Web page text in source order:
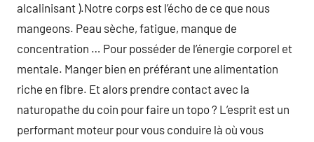
alcalinisant ).Notre corps est l’écho de ce que nous
mangeons. Peau sèche, fatigue, manque de
concentration … Pour posséder de l’énergie corporel et
mentale. Manger bien en préférant une alimentation
riche en fibre. Et alors prendre contact avec la
naturopathe du coin pour faire un topo ? L’esprit est un
performant moteur pour vous conduire là où vous